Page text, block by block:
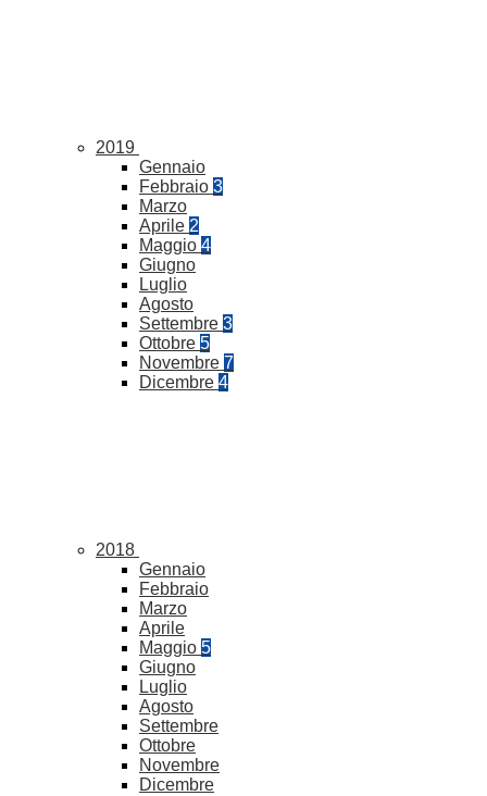
2019
Gennaio
Febbraio 3
Marzo
Aprile 2
Maggio 4
Giugno
Luglio
Agosto
Settembre 3
Ottobre 5
Novembre 7
Dicembre 4
2018
Gennaio
Febbraio
Marzo
Aprile
Maggio 5
Giugno
Luglio
Agosto
Settembre
Ottobre
Novembre
Dicembre